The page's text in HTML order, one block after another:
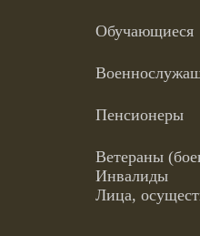
Обучающиеся
Пенсионеры
Ветераны
Инвалиды
Лица,